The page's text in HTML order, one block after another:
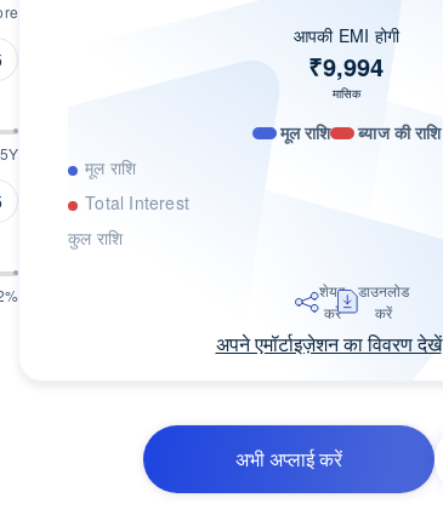
आपकी EMI होगी
₹9,994
मासिक
मूल राशि
ब्याज की राशि
मूल राशि
Total Interest
कुल राशि
शेयर
करें
डाउनलोड
करें
अपने एमॉर्टाइज़ेशन का विवरण देखें
अभी अप्लाई करें